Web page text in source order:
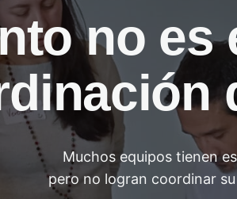
no es
Muchos equipos tienen
pero no logran coordinar